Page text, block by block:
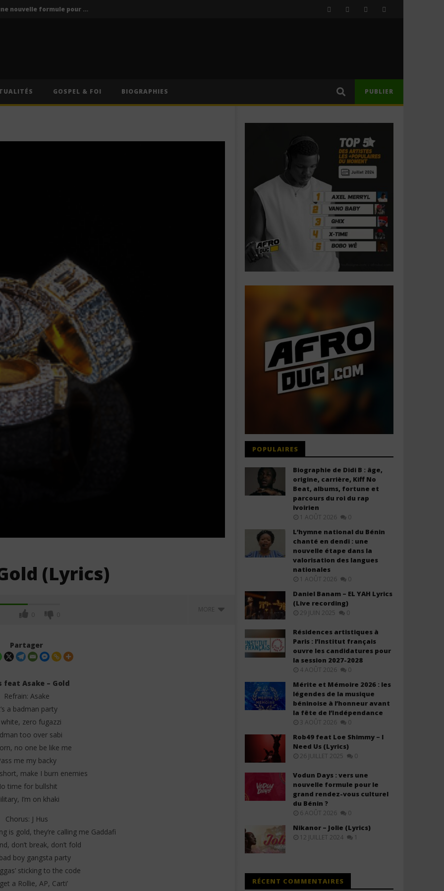
Vodun Days : vers une nouvelle formule pour le grand rendez-vous culturel du Bénin ?
Française)
Vodun Days : vers une nouvelle formule pour le grand rendez-vous culturel du Bénin ?
GOSPEL & FOI BIOGRAPHIES PUBLIER
(Lyrics)
0 0
MORE
Llona – My Light (Lyrics
Davido – Zanzibar (Lyrics &
Davido ft. Leon Thomas -
27
2025
Stone
Partager
feat Asake – Gold
Refrain: Asake
a badman party
zero fugazzi
too over sabi
no one be like me
me my backy
make I burn enemies
time for bullshit
I’m on khaki
Chorus: J Hus
is gold, they’re calling me Gaddafi
don’t break, don’t fold
bad boy gangsta party
sticking to the code
a Rollie, AP, Carti’
POPULAIRES
Biographie de Didi B : âge,
origine, carrière, Kiff No
Beat, albums, fortune et
parcours du roi du rap
ivoirien
1 AOÛT 2026 0
L’hymne national du Bénin
chanté en dendi : une
nouvelle étape dans la
valorisation des langues
nationales
1 AOÛT 2026 0
Daniel Banam – EL YAH Lyrics
(Live recording)
29 JUIN 2025 0
Résidences artistiques à
Paris : l’Institut français
ouvre les candidatures pour
la session 2027-2028
4 AOÛT 2026 0
Mérite et Mémoire 2026 : les
légendes de la musique
béninoise à l’honneur avant
la fête de l’Indépendance
3 AOÛT 2026 0
Rob49 feat Loe Shimmy – I
Need Us (Lyrics)
26 JUILLET 2025 0
Vodun Days : vers une
nouvelle formule pour le
grand rendez-vous culturel
du Bénin ?
6 AOÛT 2026 0
Nikanor – Jolie (Lyrics)
12 JUILLET 2024 1
RÉCENT COMMENTAIRES